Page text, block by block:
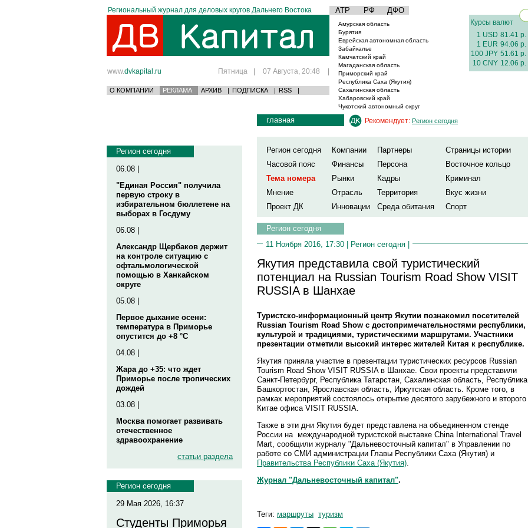
Региональный журнал для деловых кругов Дальнего Востока АТР РФ ДФО
www.dvkapital.ru Пятница | 07 Августа, 20:48 |
О КОМПАНИИ РЕКЛАМА АРХИВ | ПОДПИСКА | RSS |
Амурская область
Бурятия
Еврейская автономная область
Забайкалье
Камчатский край
Магаданская область
Приморский край
Республика Саха (Якутия)
Сахалинская область
Хабаровский край
Чукотский автономный округ
Курсы валют
1 USD 81.41 р.
1 EUR 94.06 р.
100 JPY 51.61 р.
10 CNY 12.06 р.
Регион сегодня
06.08 |
"Единая Россия" получила
первую строку в
избирательном бюллетене на
выборах в Госдуму
06.08 |
Александр Щербаков держит
на контроле ситуацию с
офтальмологической
помощью в Ханкайском
округе
05.08 |
Первое дыхание осени:
температура в Приморье
опустится до +8 °C
04.08 |
Жара до +35: что ждет
Приморье после тропических
дождей
03.08 |
Москва помогает развивать
отечественное
здравоохранение
статьи раздела
Регион сегодня
29 Мая 2026, 16:37
Студенты Приморья
главная Рекомендует: Регион сегодня
Регион сегодня Компании Партнеры
Страницы истории
Часовой пояс
Финансы Персона
Восточное кольцо
Тема номера
Рынки Кадры
Криминал
Мнение
Отрасль Территория
Вкус жизни
Проект ДК
Инновации Среда обитания Спорт
Регион сегодня
11 Ноября 2016, 17:30 | Регион сегодня |
Якутия представила свой туристический
потенциал на Russian Tourism Road Show VISIT
RUSSIA в Шанхае
Туристско-информационный центр Якутии познакомил посетителей
Russian Tourism Road Show с достопримечательностями республики,
культурой и традициями, туристическими маршрутами. Участники
презентации отметили высокий интерес жителей Китая к республике.
Якутия приняла участие в презентации туристических ресурсов Russian
Tourism Road Show VISIT RUSSIA в Шанхае. Свои проекты представили
Санкт-Петербург, Республика Татарстан, Сахалинская область, Республика
Башкортостан, Ярославская область, Иркутская область. Кроме того, в
рамках мероприятий состоялось открытие десятого зарубежного и второго
Китае офиса VISIT RUSSIА.
Также в эти дни Якутия будет представлена на объединенном стенде
России на международной туристской выставке China International Travel
Mart, сообщили журналу "Дальневосточный капитал" в Управлении по
работе со СМИ администрации Главы Республики Саха (Якутия) и
Правительства Республики Саха (Якутия)
Журнал "Дальневосточный капитал".
Теги: маршруты туризм